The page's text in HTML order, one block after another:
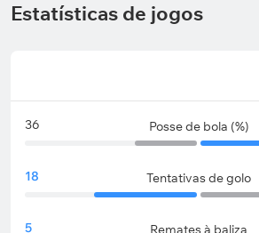
Estatísticas de jogos
36 Posse de bola (%)
18 Tentativas de golo
5 Remates à baliza